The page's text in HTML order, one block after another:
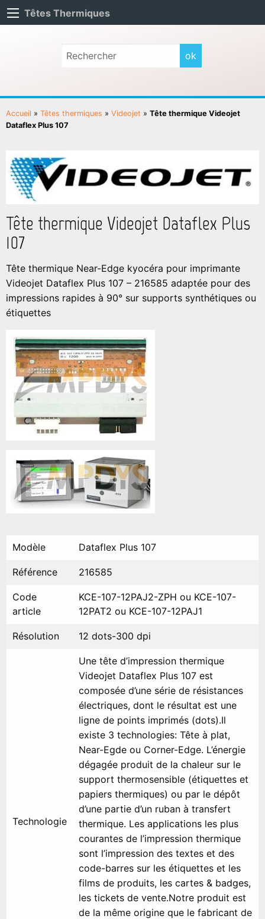
Têtes Thermiques
Accueil » Têtes thermiques » Videojet » Tête thermique Videojet
Dataflex Plus 107
Tête thermique Videojet Dataflex Plus
107
Tête thermique Near-Edge kyocéra pour imprimante
Videojet Dataflex Plus 107 – 216585 adaptée pour des
impressions rapides à 90° sur supports synthétiques ou
étiquettes
Modèle Dataflex Plus 107
Référence 216585
Code
article
KCE-107-12PAJ2-ZPH ou KCE-107-
12PAT2 ou KCE-107-12PAJ1
Résolution 12 dots-300 dpi
Technologie
Une tête d’impression thermique
Videojet Dataflex Plus 107 est
composée d’une série de résistances
électriques, dont le résultat est une
ligne de points imprimés (dots).Il
existe 3 technologies: Tête à plat,
Near-Egde ou Corner-Edge. L’énergie
dégagée produit de la chaleur sur le
support thermosensible (étiquettes et
papiers thermiques) ou par le dépôt
d’une partie d’un ruban à transfert
thermique. Les applications les plus
courantes de l’impression thermique
sont l’impression des textes et des
code-barres sur les étiquettes et les
films de produits, les cartes & badges,
les tickets de vente.Notre produit est
de la même origine que le fabricant de